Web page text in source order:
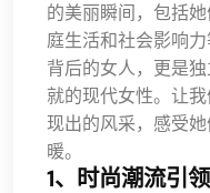
的美丽瞬间，包括
庭生活和社会影响
背后的女人，更是
就的现代女性。让
现出的风采，感受
暖。
1、时尚潮流引